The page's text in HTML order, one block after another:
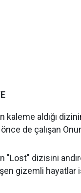
kaleme aldığı
de çalışan
"Lost" dizisini
gizemli hayatlar